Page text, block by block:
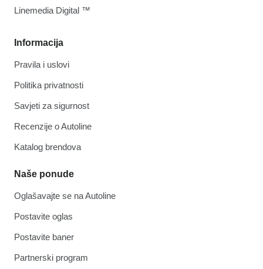
Informacija
Pravila i uslovi
Politika privatnosti
Savjeti za sigurnost
Recenzije o Autoline
Katalog brendova
Naše ponude
Oglašavajte se na Autoline
Postavite oglas
Postavite baner
Partnerski program
Linemedia Digital ™